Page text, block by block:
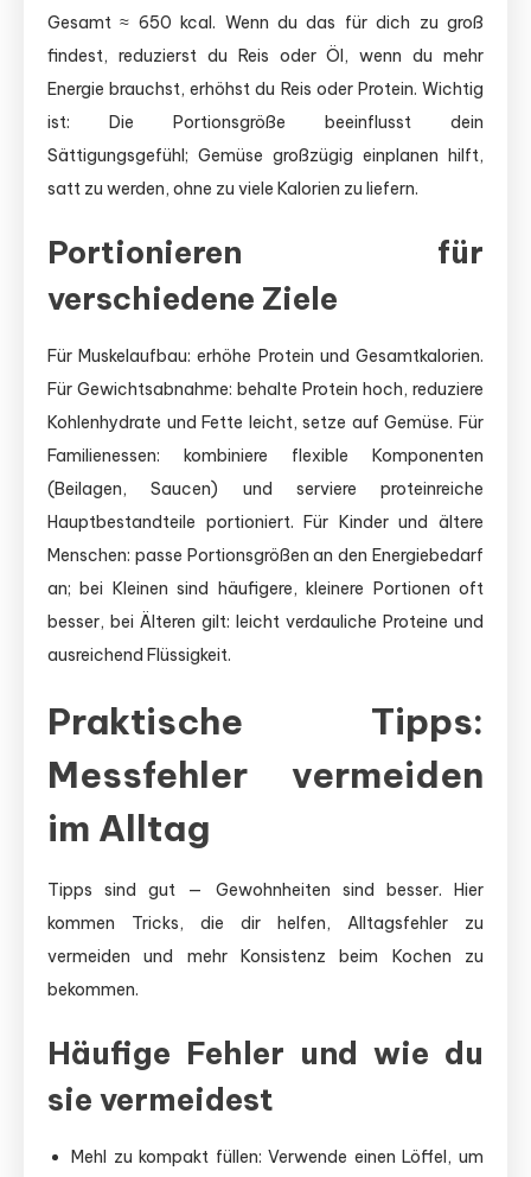
Gesamt ≈ 650 kcal. Wenn du das für dich zu groß
findest, reduzierst du Reis oder Öl, wenn du mehr
Energie brauchst, erhöhst du Reis oder Protein. Wichtig
ist: Die Portionsgröße beeinflusst dein
Sättigungsgefühl; Gemüse großzügig einplanen hilft,
satt zu werden, ohne zu viele Kalorien zu liefern.
Portionieren für
verschiedene Ziele
Für Muskelaufbau: erhöhe Protein und Gesamtkalorien.
Für Gewichtsabnahme: behalte Protein hoch, reduziere
Kohlenhydrate und Fette leicht, setze auf Gemüse. Für
Familienessen: kombiniere flexible Komponenten
(Beilagen, Saucen) und serviere proteinreiche
Hauptbestandteile portioniert. Für Kinder und ältere
Menschen: passe Portionsgrößen an den Energiebedarf
an; bei Kleinen sind häufigere, kleinere Portionen oft
besser, bei Älteren gilt: leicht verdauliche Proteine und
ausreichend Flüssigkeit.
Praktische Tipps:
Messfehler vermeiden
im Alltag
Tipps sind gut — Gewohnheiten sind besser. Hier
kommen Tricks, die dir helfen, Alltagsfehler zu
vermeiden und mehr Konsistenz beim Kochen zu
bekommen.
Häufige Fehler und wie du
sie vermeidest
Mehl zu kompakt füllen: Verwende einen Löffel, um